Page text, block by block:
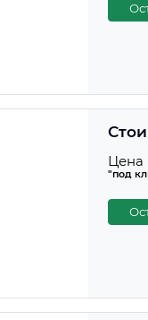
Цена
"под